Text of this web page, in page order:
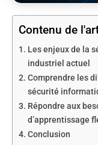
Contenu de
Les enjeux de la
industriel actuel
Comprendre les
sécurité
Répondre aux
d’apprentissage
Conclusion